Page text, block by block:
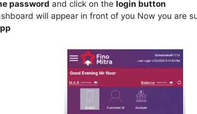
password and click on the login button
will appear in front of you Now you are